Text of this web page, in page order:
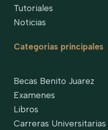
Tutoriales
Noticias
Categorias principales
Becas Benito Juarez
Examenes
Libros
Carreras Universitarias